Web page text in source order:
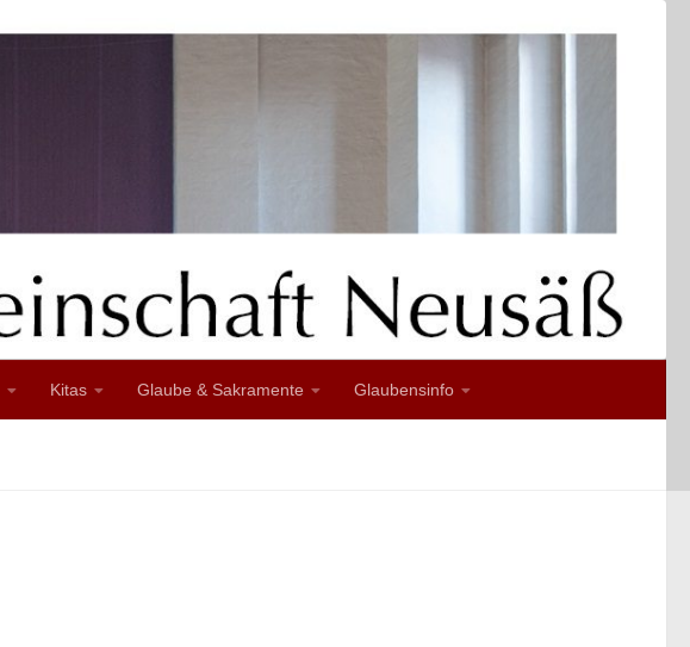
Kitas Glaube & Sakramente Glaubensinfo